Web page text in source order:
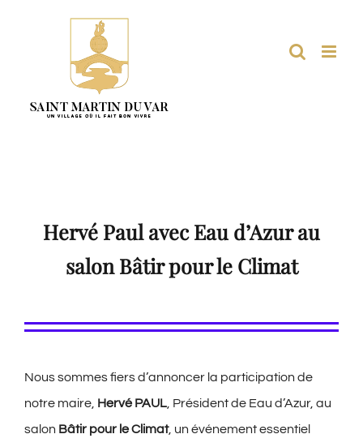
Hervé Paul avec Eau d’Azur au
salon Bâtir pour le Climat
Nous sommes fiers d’annoncer la participation de
notre maire, Hervé PAUL, Président de Eau d’Azur, au
salon Bâtir pour le Climat, un événement essentiel